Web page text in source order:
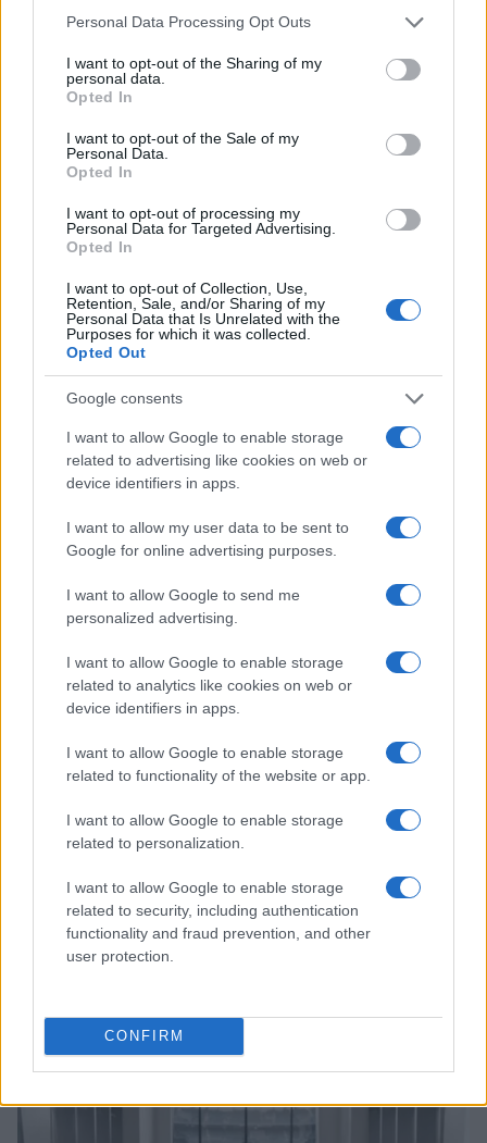
Please note that this website/app uses one or more Google
not limited to your visit or usage behaviour. You may click to
grant or deny consent to Google and its third-party tags to
use your data for below specified purposes in below Google
consent section.
Personal Data Processing Opt Outs
I want to opt-out of the Sharing of my
personal data.
Opted In
I want to opt-out of the Sale of my
Personal Data.
Opted In
I want to opt-out of processing my
Personal Data for Targeted Advertising.
Opted In
I want to opt-out of Collection, Use,
Retention, Sale, and/or Sharing of my
Personal Data that Is Unrelated with the
Purposes for which it was collected.
Opted Out
Google consents
I want to allow Google to enable storage
related to advertising like cookies on web or
device identifiers in apps.
I want to allow my user data to be sent to
Google for online advertising purposes.
I want to allow Google to send me
personalized advertising.
I want to allow Google to enable storage
related to analytics like cookies on web or
device identifiers in apps.
I want to allow Google to enable storage
related to functionality of the website or app.
I want to allow Google to enable storage
related to personalization.
I want to allow Google to enable storage
related to security, including authentication
functionality and fraud prevention, and other
user protection.
CONFIRM
Continua a leggere
CALCIO
Napoli-Osasuna 2-1: la cronaca dettagliata
Ilaria Mauri · 5 Ago 2026
Milwaukee Brewers: la prima squadra MLB a